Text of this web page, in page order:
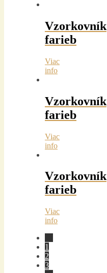
Vzorkovník
farieb
Viac
info
Vzorkovník
farieb
Viac
info
Vzorkovník
farieb
Viac
info
1
2
3